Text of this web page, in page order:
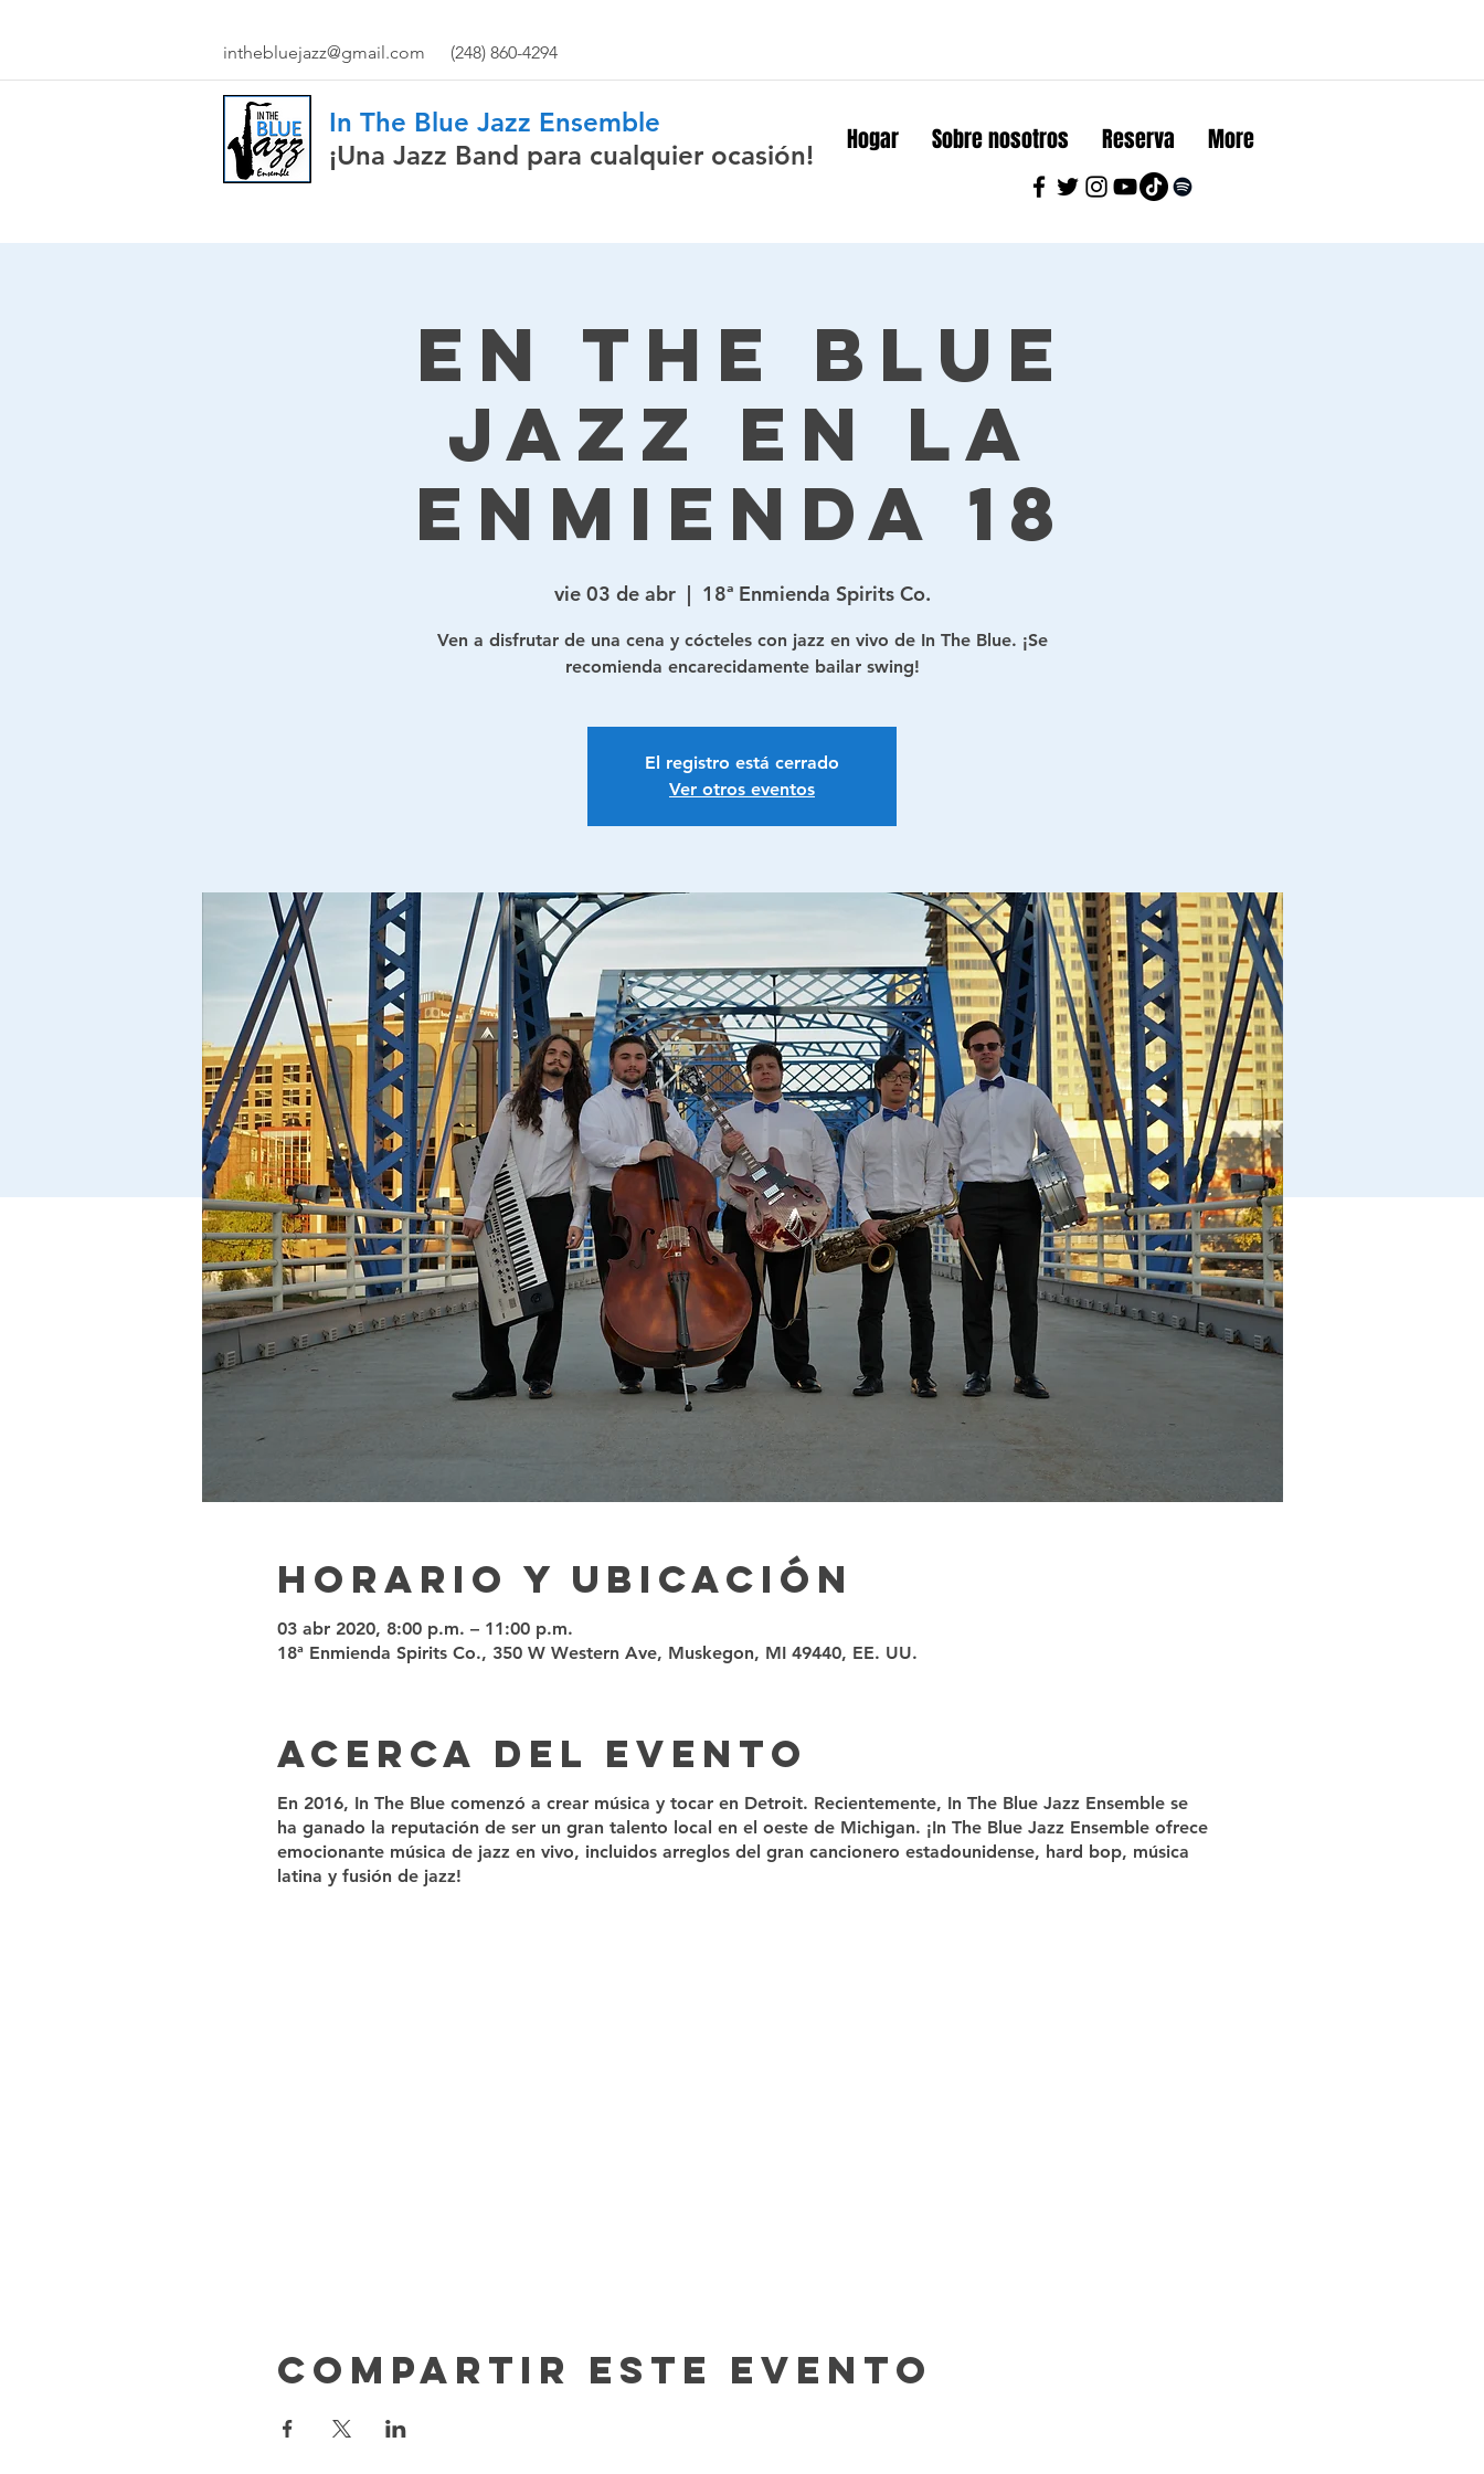
inthebluejazz@gmail.com (248) 860-4294
In The Blue Jazz Ensemble
¡Una Jazz Band para cualquier ocasión!
Hogar Sobre nosotros Reserva More
En The Blue
Jazz en la
Enmienda 18
vie 03 de abr
  |
18ª Enmienda Spirits Co.
Ven a disfrutar de una cena y cócteles con jazz en vivo de In The Blue. ¡Se
recomienda encarecidamente bailar swing!
El registro está cerrado
Ver otros eventos
Horario y ubicación
03 abr 2020, 8:00 p.m. – 11:00 p.m.
18ª Enmienda Spirits Co., 350 W Western Ave, Muskegon, MI 49440, EE. UU.
Acerca del evento
En 2016, In The Blue comenzó a crear música y tocar en Detroit. Recientemente, In The Blue Jazz Ensemble se
ha ganado la reputación de ser un gran talento local en el oeste de Michigan. ¡In The Blue Jazz Ensemble ofrece
emocionante música de jazz en vivo, incluidos arreglos del gran cancionero estadounidense, hard bop, música
latina y fusión de jazz!
Compartir este evento